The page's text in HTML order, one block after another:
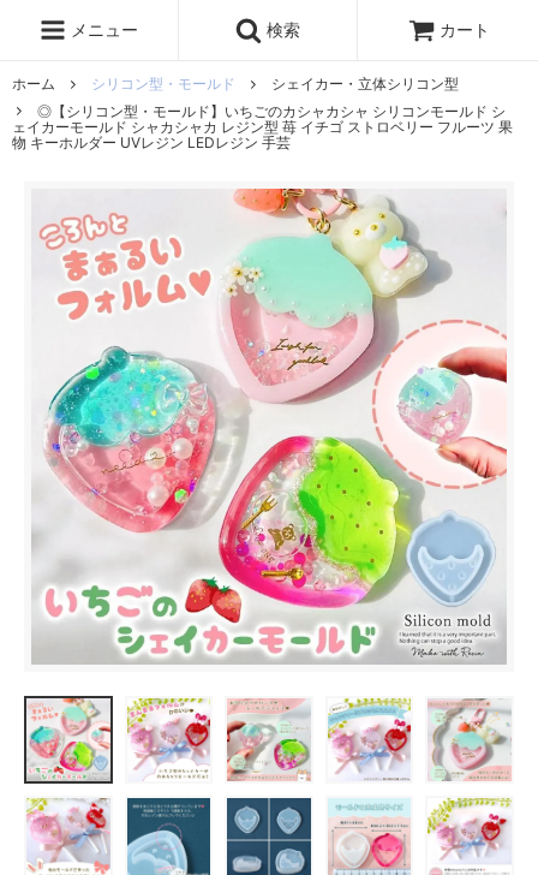
メニュー 検索 カート
ホーム シリコン型・モールド
シェイカー・立体シリコン型
◎【シリコン型・モールド】いちごのカシャカシャ シリコンモールド シ
ェイカーモールド シャカシャカ レジン型 苺 イチゴ ストロベリー フルーツ 果
物 キーホルダー UVレジン LEDレジン 手芸